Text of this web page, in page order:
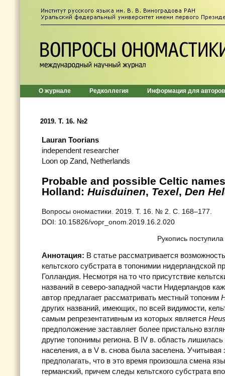
О журнале Редколлегия Информация для авторов
2019. Т. 16. №2
Lauran Toorians
independent researcher
Loon op Zand, Netherlands
Probable and possible Celtic
Holland: Huisduinen, Texel, Den
Вопросы ономастики. 2019. Т. 16. № 2. С. 168–177.
DOI: 10.15826/vopr_onom.2019.16.2.020
Рукопись
Аннотация: В статье рассматривается
кельтского субстрата в топонимии нидерландской
Голландия. Несмотря на то что присутствие
названий в северо-западной части Нидерландов
автор предлагает рассматривать местный топоним
других названий, имеющих, по всей видимости,
самым репрезентативным из которых является
предположение заставляет более пристально
другие топонимы региона. В IV в. область лишилась
населения, а в V в. снова была заселена. Учитывая
предполагать, что в это время произошла смена
германский, причем следы кельтского субстрата